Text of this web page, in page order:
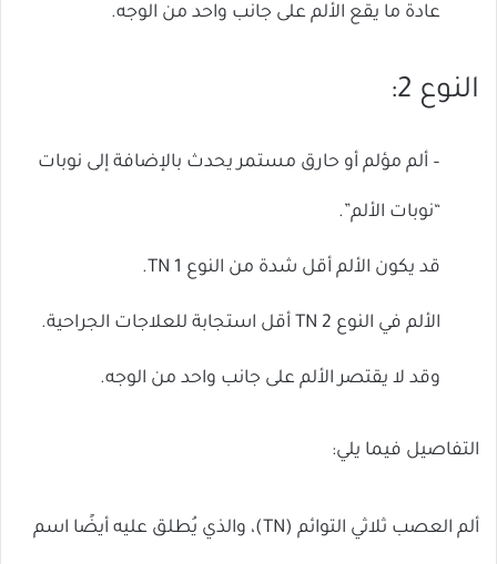
عادة ما يقع الألم على جانب واحد من الوجه.
النوع 2:
– ألم مؤلم أو حارق مستمر يحدث بالإضافة إلى نوبات
“نوبات الألم”.
قد يكون الألم أقل شدة من النوع 1 TN.
الألم في النوع 2 TN أقل استجابة للعلاجات الجراحية.
وقد لا يقتصر الألم على جانب واحد من الوجه.
التفاصيل فيما يلي:
ألم العصب ثلاثي التوائم (TN)، والذي يُطلق عليه أيضًا اسم